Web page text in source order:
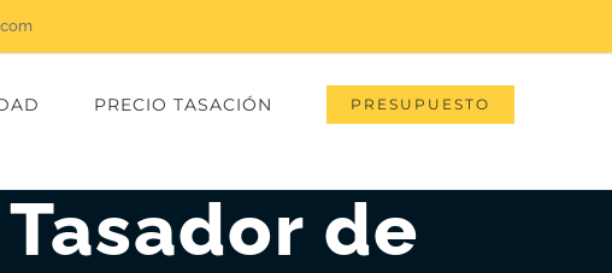
PRECIO TASACIÓN PRESUPUESTO
de